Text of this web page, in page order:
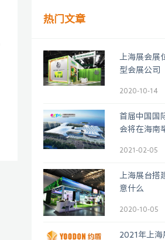
热门文章
上海展会展
型会展公司
2020-10-14
首届中国国
会将在海南
2021-02-05
上海展台搭
意什么
2020-10-05
2021年上海